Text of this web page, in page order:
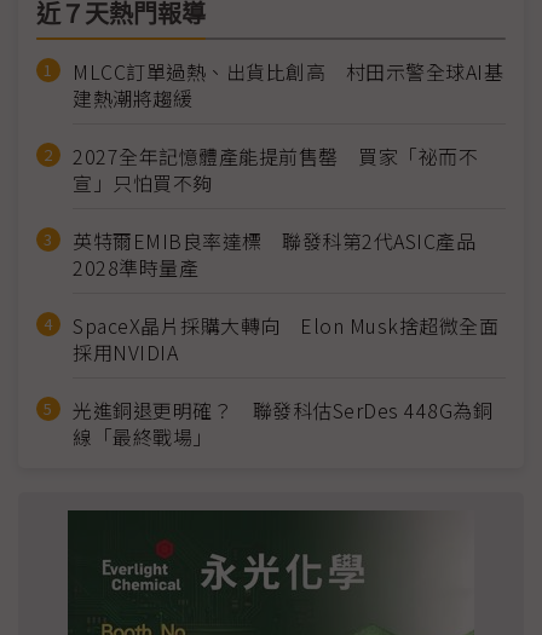
近７天熱門報導
MLCC訂單過熱、出貨比創高 村田示警全球AI基
建熱潮將趨緩
2027全年記憶體產能提前售罄 買家「祕而不
宣」只怕買不夠
英特爾EMIB良率達標 聯發科第2代ASIC產品
2028準時量產
SpaceX晶片採購大轉向 Elon Musk捨超微全面
採用NVIDIA
光進銅退更明確？ 聯發科估SerDes 448G為銅
線「最終戰場」